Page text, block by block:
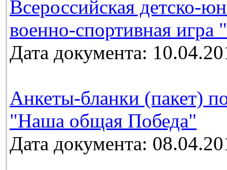
Всероссийская детско-
военно-спортивная
Дата документа:
Анкеты-бланки (пакет)
"Наша общая Победа"
Дата документа: